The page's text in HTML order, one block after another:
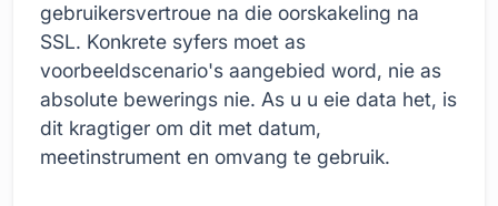
gebruikersvertroue na die oorskakeling na
SSL. Konkrete syfers moet as
voorbeeldscenario's aangebied word, nie as
absolute bewerings nie. As u u eie data het, is
dit kragtiger om dit met datum,
meetinstrument en omvang te gebruik.